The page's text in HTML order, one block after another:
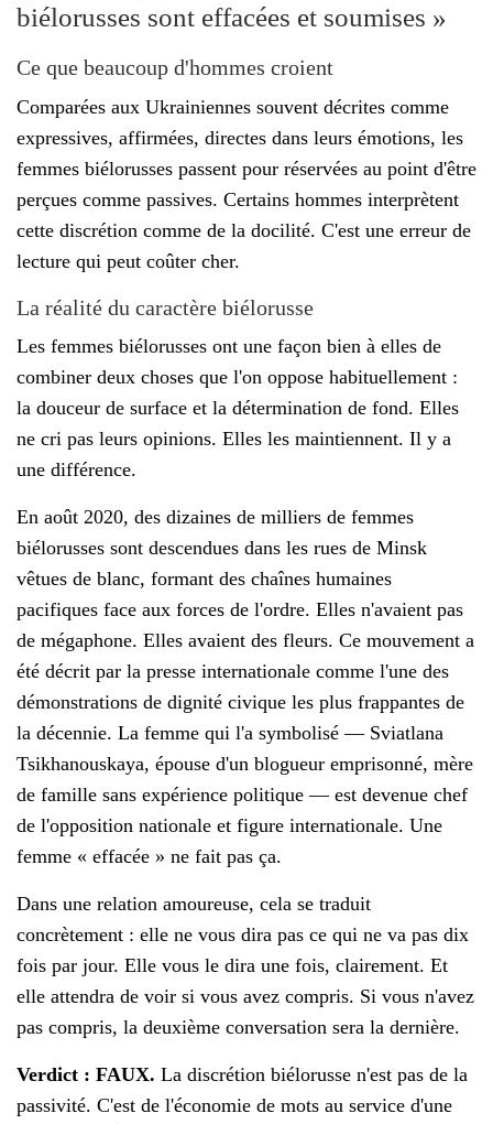
biélorusses sont effacées et soumises »
Ce que beaucoup d'hommes croient
Comparées aux Ukrainiennes souvent décrites comme
expressives, affirmées, directes dans leurs émotions, les
femmes biélorusses passent pour réservées au point d'être
perçues comme passives. Certains hommes interprètent
cette discrétion comme de la docilité. C'est une erreur de
lecture qui peut coûter cher.
La réalité du caractère biélorusse
Les femmes biélorusses ont une façon bien à elles de
combiner deux choses que l'on oppose habituellement :
la douceur de surface et la détermination de fond. Elles
ne cri pas leurs opinions. Elles les maintiennent. Il y a
une différence.
En août 2020, des dizaines de milliers de femmes
biélorusses sont descendues dans les rues de Minsk
vêtues de blanc, formant des chaînes humaines
pacifiques face aux forces de l'ordre. Elles n'avaient pas
de mégaphone. Elles avaient des fleurs. Ce mouvement a
été décrit par la presse internationale comme l'une des
démonstrations de dignité civique les plus frappantes de
la décennie. La femme qui l'a symbolisé — Sviatlana
Tsikhanouskaya, épouse d'un blogueur emprisonné, mère
de famille sans expérience politique — est devenue chef
de l'opposition nationale et figure internationale. Une
femme « effacée » ne fait pas ça.
Dans une relation amoureuse, cela se traduit
concrètement : elle ne vous dira pas ce qui ne va pas dix
fois par jour. Elle vous le dira une fois, clairement. Et
elle attendra de voir si vous avez compris. Si vous n'avez
pas compris, la deuxième conversation sera la dernière.
Verdict : FAUX. La discrétion biélorusse n'est pas de la
passivité. C'est de l'économie de mots au service d'une